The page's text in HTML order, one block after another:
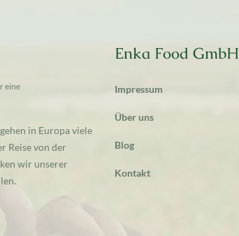
eine
in Europa viele
Reise von der
wir unserer
Enka Food GmbH
Impressum
Über uns
Blog
Kontakt